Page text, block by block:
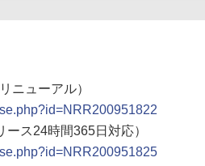
ューアル）
ス24時間365日対応）